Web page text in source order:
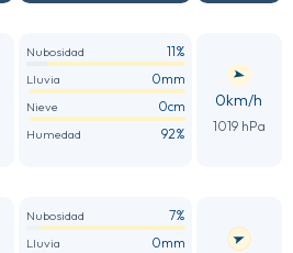
Nubosidad 11%
Lluvia 0mm
Nieve 0cm
Humedad 92%
0km/h
1019 hPa
Nubosidad 7%
Lluvia 0mm